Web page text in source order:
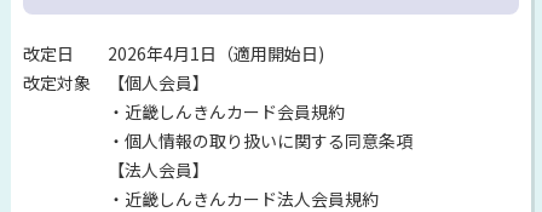
改定日 2026年4月1日（適用開始日)
改定対象 【個人会員】
・近畿しんきんカード会員規約
・個人情報の取り扱いに関する同意条項
【法人会員】
・近畿しんきんカード法人会員規約